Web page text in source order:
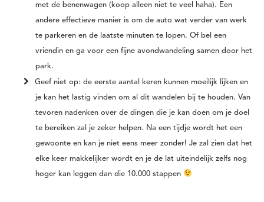
met de benenwagen (koop alleen niet te veel haha). Een
andere effectieve manier is om de auto wat verder van werk
te parkeren en de laatste minuten te lopen. Of bel een
vriendin en ga voor een fijne avondwandeling samen door het
park.
Geef niet op: de eerste aantal keren kunnen moeilijk lijken en
je kan het lastig vinden om al dit wandelen bij te houden. Van
tevoren nadenken over de dingen die je kan doen om je doel
te bereiken zal je zeker helpen. Na een tijdje wordt het een
gewoonte en kan je niet eens meer zonder! Je zal zien dat het
elke keer makkelijker wordt en je de lat uiteindelijk zelfs nog
hoger kan leggen dan die 10.000 stappen